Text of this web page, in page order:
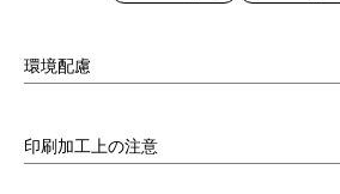
環境配慮
印刷加工上の注意